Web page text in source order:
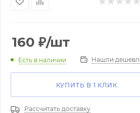
160 ₽/шт
Есть в наличии Нашли
КУПИТЬ В 1 КЛИК
Рассчитать доставку